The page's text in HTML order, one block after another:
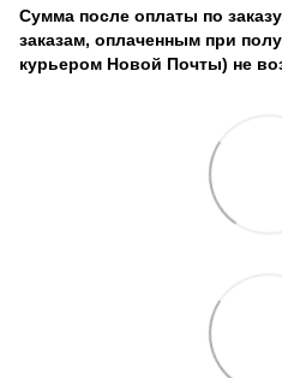
Сумма после оплаты по
заказам, оплаченным при
курьером Новой Почты) не